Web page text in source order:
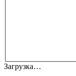
Загрузка…